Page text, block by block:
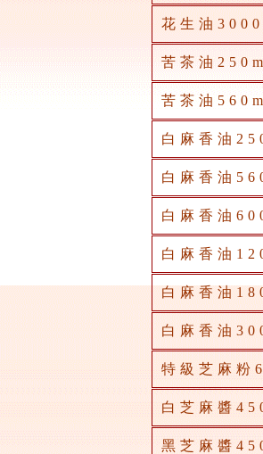
花生油
苦茶油
苦茶油
白麻香油
白麻香油
白麻香油
白麻香油
白麻香油
白麻香油
特級芝麻粉
白芝麻醬
黑芝麻醬